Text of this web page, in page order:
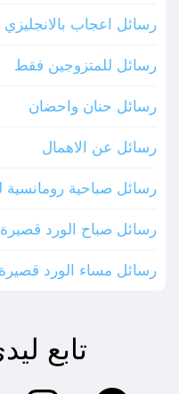
رسائل اعجاب
رسائل للمتزوجين فقط
رسائل حنان واحضان
رسائل عن الاهمال
رسائل صباحية رومانسية
رسائل صباح الورد قصيرة
رسائل مساء الورد قصيرة
تابع